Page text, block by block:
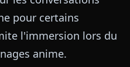
pour certains
l'immersion lors du
anime.